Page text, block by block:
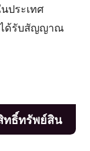
ประเทศ
ด้รับสัญญาณ
ทธิ์ทรัพย์สิน